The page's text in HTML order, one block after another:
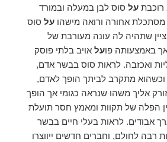
רוכבתעל סוס לבן במעלה ובמורד
מסתכלת אחורה ורואה מישהועל סוס
שתהיה לה עונה מעורבת של
על אויב בלתי פוסק
ואכזבה. לראות סוס בבשר אדם,
וכשהוא מתקרב לביתך הופך לאדם,
אליך משהו שנראה כגומי אך הופך
הפלה של תקוות ומאמץ חסר תועלת
אבודים. לראות בעלי חיים בבשר
רבה לחולם, וחברים חדשים ייווצרו